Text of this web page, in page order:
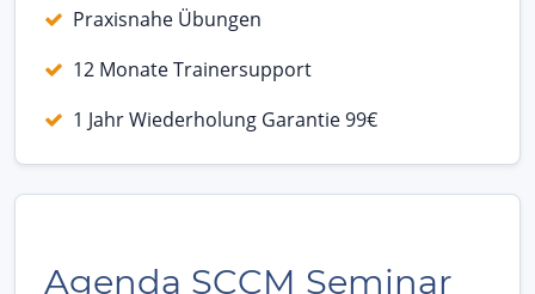
Praxisnahe Übungen
12 Monate Trainersupport
1 Jahr Wiederholung Garantie 99€
Agenda SCCM Seminar